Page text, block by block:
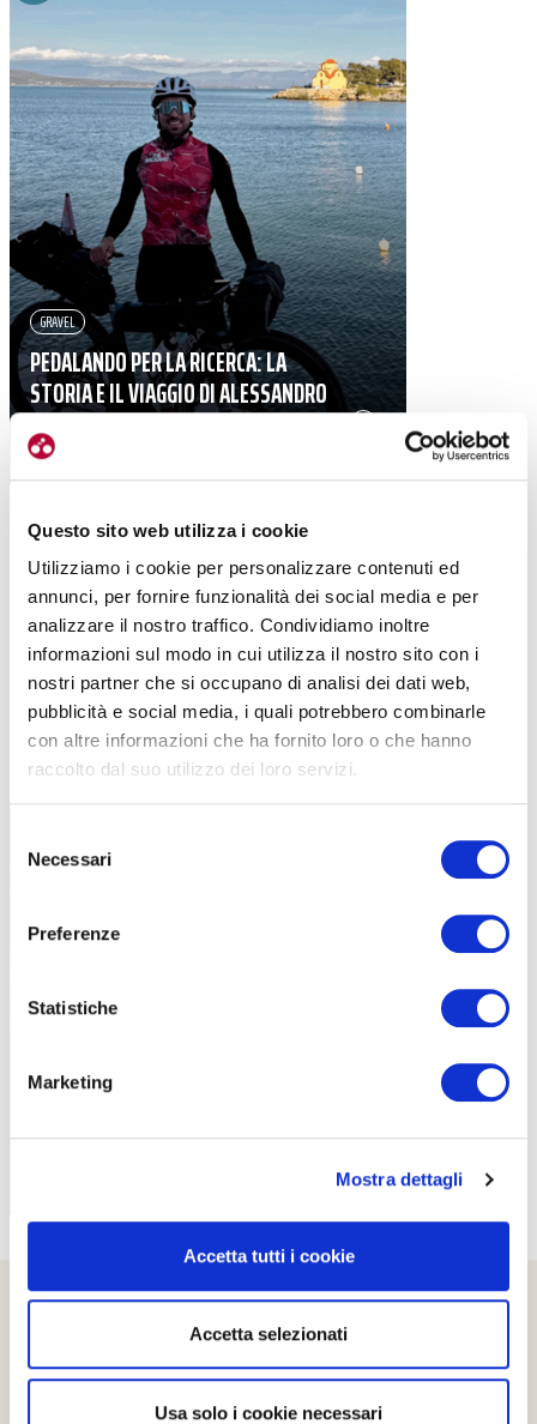
Questo sito web utilizza i cookie
Utilizziamo i cookie per personalizzare contenuti ed
annunci, per fornire funzionalità dei social media e per
analizzare il nostro traffico. Condividiamo inoltre
informazioni sul modo in cui utilizza il nostro sito con i
nostri partner che si occupano di analisi dei dati web,
pubblicità e social media, i quali potrebbero combinarle
con altre informazioni che ha fornito loro o che hanno
raccolto dal suo utilizzo dei loro servizi.
delNecessari
Preferenze
Statistiche
Marketing
Mostra dettagli
Accetta tutti i cookie
Accetta selezionati
Usa solo i cookie necessari
PEDALANDO PER LA RICERCA: LA
STORIA E IL VIAGGIO DI ALESSANDRO
MUCCI
|03-02-2026
GRAVEL
TUTTE LE CATEGORIE DEL MAGAZINE